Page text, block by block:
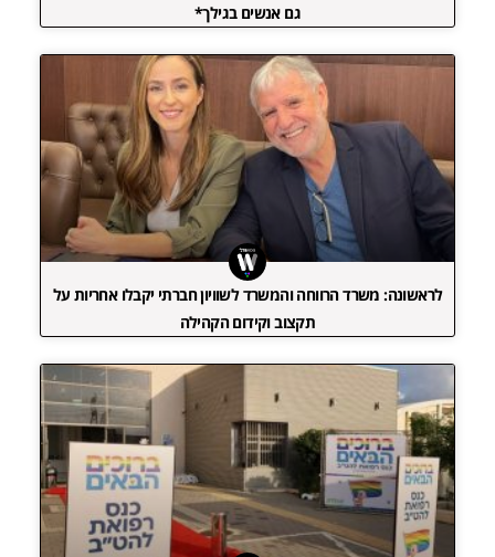
גם אנשים בגילך*
לראשונה: משרד הרווחה והמשרד לשוויון חברתי יקבלו אחריות על
תקצוב וקידום הקהילה